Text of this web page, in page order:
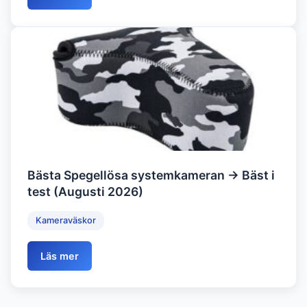
Bästa Spegellösa systemkameran → Bäst i
test (Augusti 2026)
Kameraväskor
Läs mer